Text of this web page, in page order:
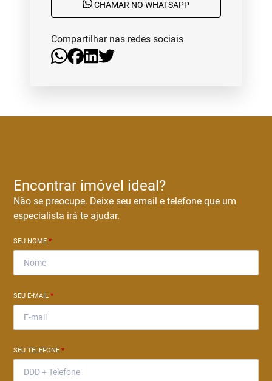
CHAMAR NO WHATSAPP
Compartilhar nas redes sociais
Encontrar imóvel ideal?
Não se preocupe. Deixe seu email e telefone que um
especialista irá te ajudar.
SEU NOME*
SEU E-MAIL*
SEU TELEFONE*